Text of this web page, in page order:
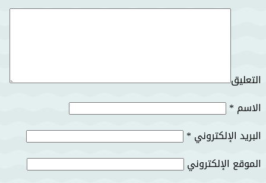
التعليق
الاسم *
البريد الإلكتروني *
الموقع الإلكتروني